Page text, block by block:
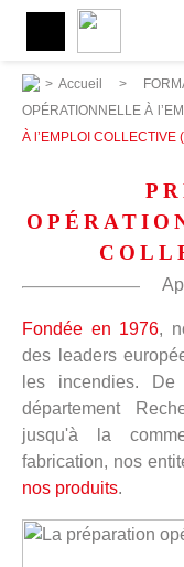
> Accueil >
OPÉRATIONNELLE À
À l’EMPLOI COLLECTIVE
Fondée en 1976,
des leaders
les incendies.
département
jusqu'à la
fabrication, nos
nos produits.